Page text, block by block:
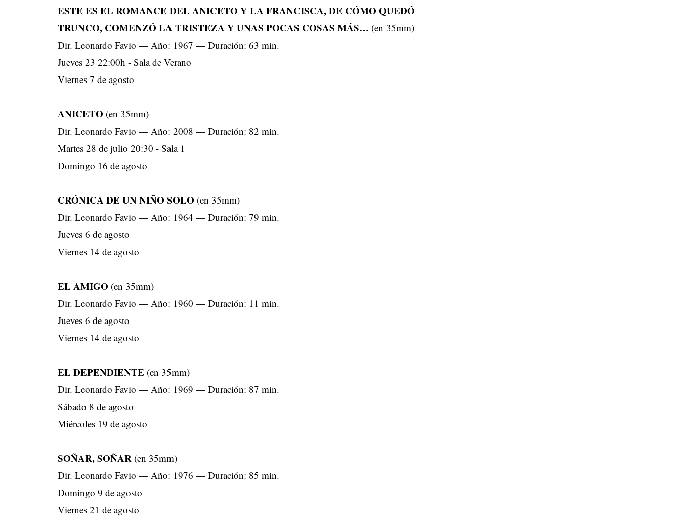
ESTE ES EL ROMANCE DEL ANICETO Y LA FRANCISCA, DE CÓMO QUEDÓ
TRUNCO, COMENZÓ LA TRISTEZA Y UNAS POCAS COSAS MÁS… (en 35mm)
Dir. Leonardo Favio — Año: 1967 — Duración: 63 min.
Jueves 23 22:00h - Sala de Verano
Viernes 7 de agosto
ANICETO (en 35mm)
Dir. Leonardo Favio — Año: 2008 — Duración: 82 min.
Martes 28 de julio 20:30 - Sala 1
Domingo 16 de agosto
CRÓNICA DE UN NIÑO SOLO (en 35mm)
Dir. Leonardo Favio — Año: 1964 — Duración: 79 min.
Jueves 6 de agosto
Viernes 14 de agosto
EL AMIGO (en 35mm)
Dir. Leonardo Favio — Año: 1960 — Duración: 11 min.
Jueves 6 de agosto
Viernes 14 de agosto
EL DEPENDIENTE (en 35mm)
Dir. Leonardo Favio — Año: 1969 — Duración: 87 min.
Sábado 8 de agosto
Miércoles 19 de agosto
SOÑAR, SOÑAR (en 35mm)
Dir. Leonardo Favio — Año: 1976 — Duración: 85 min.
Domingo 9 de agosto
Viernes 21 de agosto